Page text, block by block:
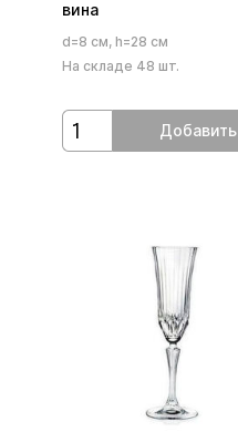
вина
d=8 см, h=28 см
На складе 48 шт.
Добавить